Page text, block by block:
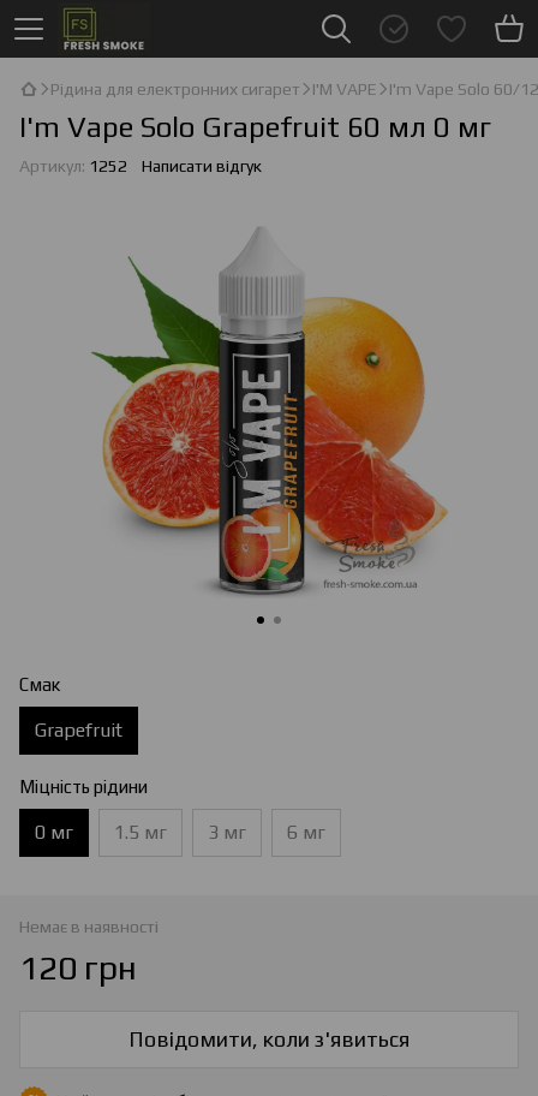
Рідина для електронних сигарет I'М VAPE I'm Vape Solo 60/
I'm Vape Solo Grapefruit 60 мл 0 мг
Артикул: 1252 Написати відгук
Смак
Grapefruit
Міцність рідини
0 мг 1.5 мг 3 мг 6 мг
Немає в наявності
120 грн
Повідомити, коли з'явиться